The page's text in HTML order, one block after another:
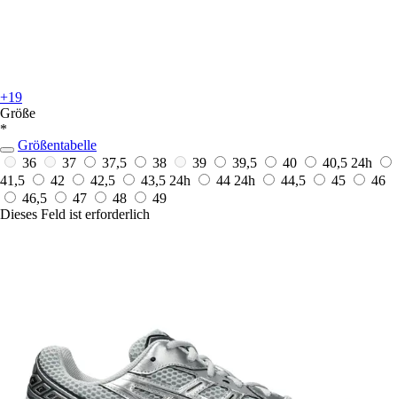
+19
Größe
*
Größentabelle
36
37 37,5 38 39 39,5 40 40,5 24h
41,5
42 42,5 43,5 24h 44 24h 44,5 45
46
46,5
47 48
49
Dieses Feld ist erforderlich